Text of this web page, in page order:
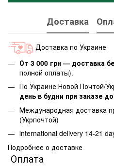
Доставка
Доставка по Украине
От 3 000 грн — доставка
полной оплаты).
По Украине Новой Почтой/
день в будни при заказе
Международная доставка
(Укрпочтой)
Іnternational delivery 14-21
Подробнее о доставке
Оплата